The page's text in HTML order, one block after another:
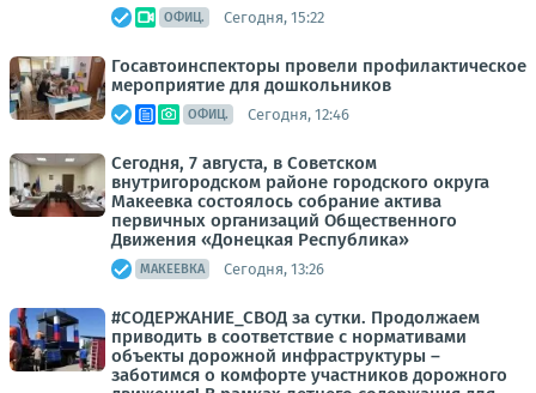
ОФИЦ. Сегодня, 15:22
Госавтоинспекторы провели профилактическое
мероприятие для дошкольников
ОФИЦ. Сегодня, 12:46
Сегодня, 7 августа, в Советском
внутригородском районе городского округа
Макеевка состоялось собрание актива
первичных организаций Общественного
Движения «Донецкая Республика»
МАКЕЕВКА Сегодня, 13:26
#СОДЕРЖАНИЕ_СВОД за сутки. Продолжаем
приводить в соответствие с нормативами
объекты дорожной инфраструктуры –
заботимся о комфорте участников дорожного